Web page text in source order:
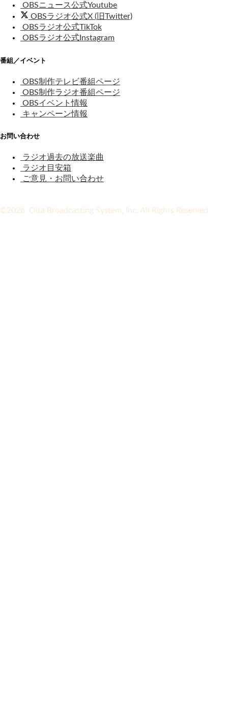
OBSニュース公式Youtube
OBSラジオ公式X (旧Twitter)
OBSラジオ公式TikTok
OBSラジオ公式Instagram
番組／イベント
OBS制作テレビ番組ページ
OBS制作ラジオ番組ページ
OBSイベント情報
キャンペーン情報
お問い合わせ
ラジオ過去の放送楽曲
ラジオ目安箱
ご意見・お問い合わせ
©2026 Oita Broadcasting System, Inc. All Rights Reserved.